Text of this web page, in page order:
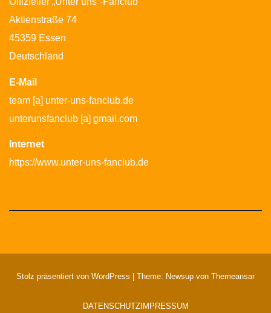
Aktienstraße 74
45359 Essen
Deutschland
E-Mail
team [a] unter-uns-fanclub.de
unterunsfanclub [a] gmail.com
Internet
https://www.unter-uns-fanclub.de
Stolz präsentiert von WordPress Theme: Newsup von Themeansar
DATENSCHUTZIMPRESSUM